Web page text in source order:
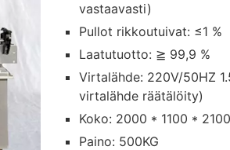
vastaavasti)
Pullot rikkoutuivat: ≤1 %
Laatutuotto: ≧ 99,9 %
Virtalähde: 220V/50HZ
virtalähde räätälöity)
Koko: 2000 * 1100 *
Paino: 500KG